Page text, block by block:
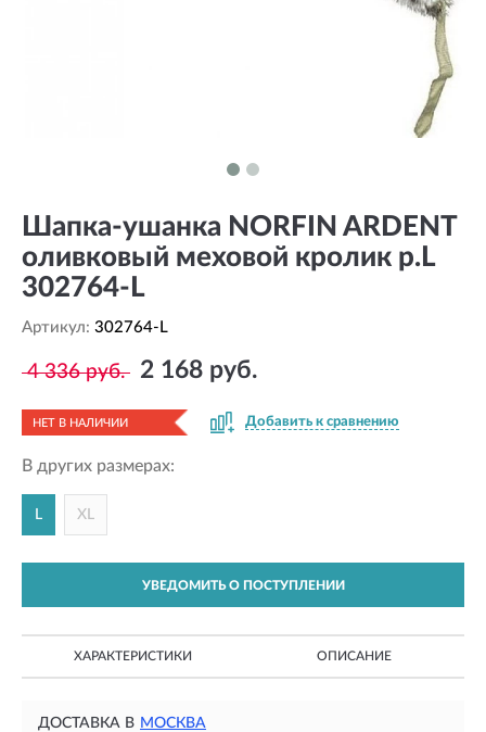
Шапка-ушанка NORFIN ARDENT
оливковый меховой кролик р.L
302764-L
Артикул: 302764-L
4 336 руб. 2 168 руб.
НЕТ В НАЛИЧИИ Добавить к сравнению
В других размерах:
L XL
УВЕДОМИТЬ О ПОСТУПЛЕНИИ
ХАРАКТЕРИСТИКИ ОПИСАНИЕ
ДОСТАВКА В МОСКВА